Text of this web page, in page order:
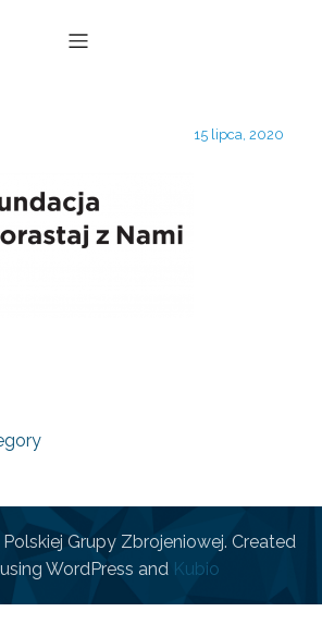
15 lipca, 2020
Grupy Zbrojeniowej. Created
using WordPress and Kubio